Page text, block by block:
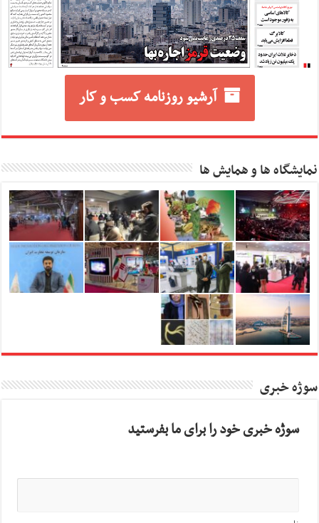
آرشیو روزنامه کسب و کار
نمایشگاه ها و همایش ها
سوژه خبری
سوژه خبری خود را برای ما بفرستید